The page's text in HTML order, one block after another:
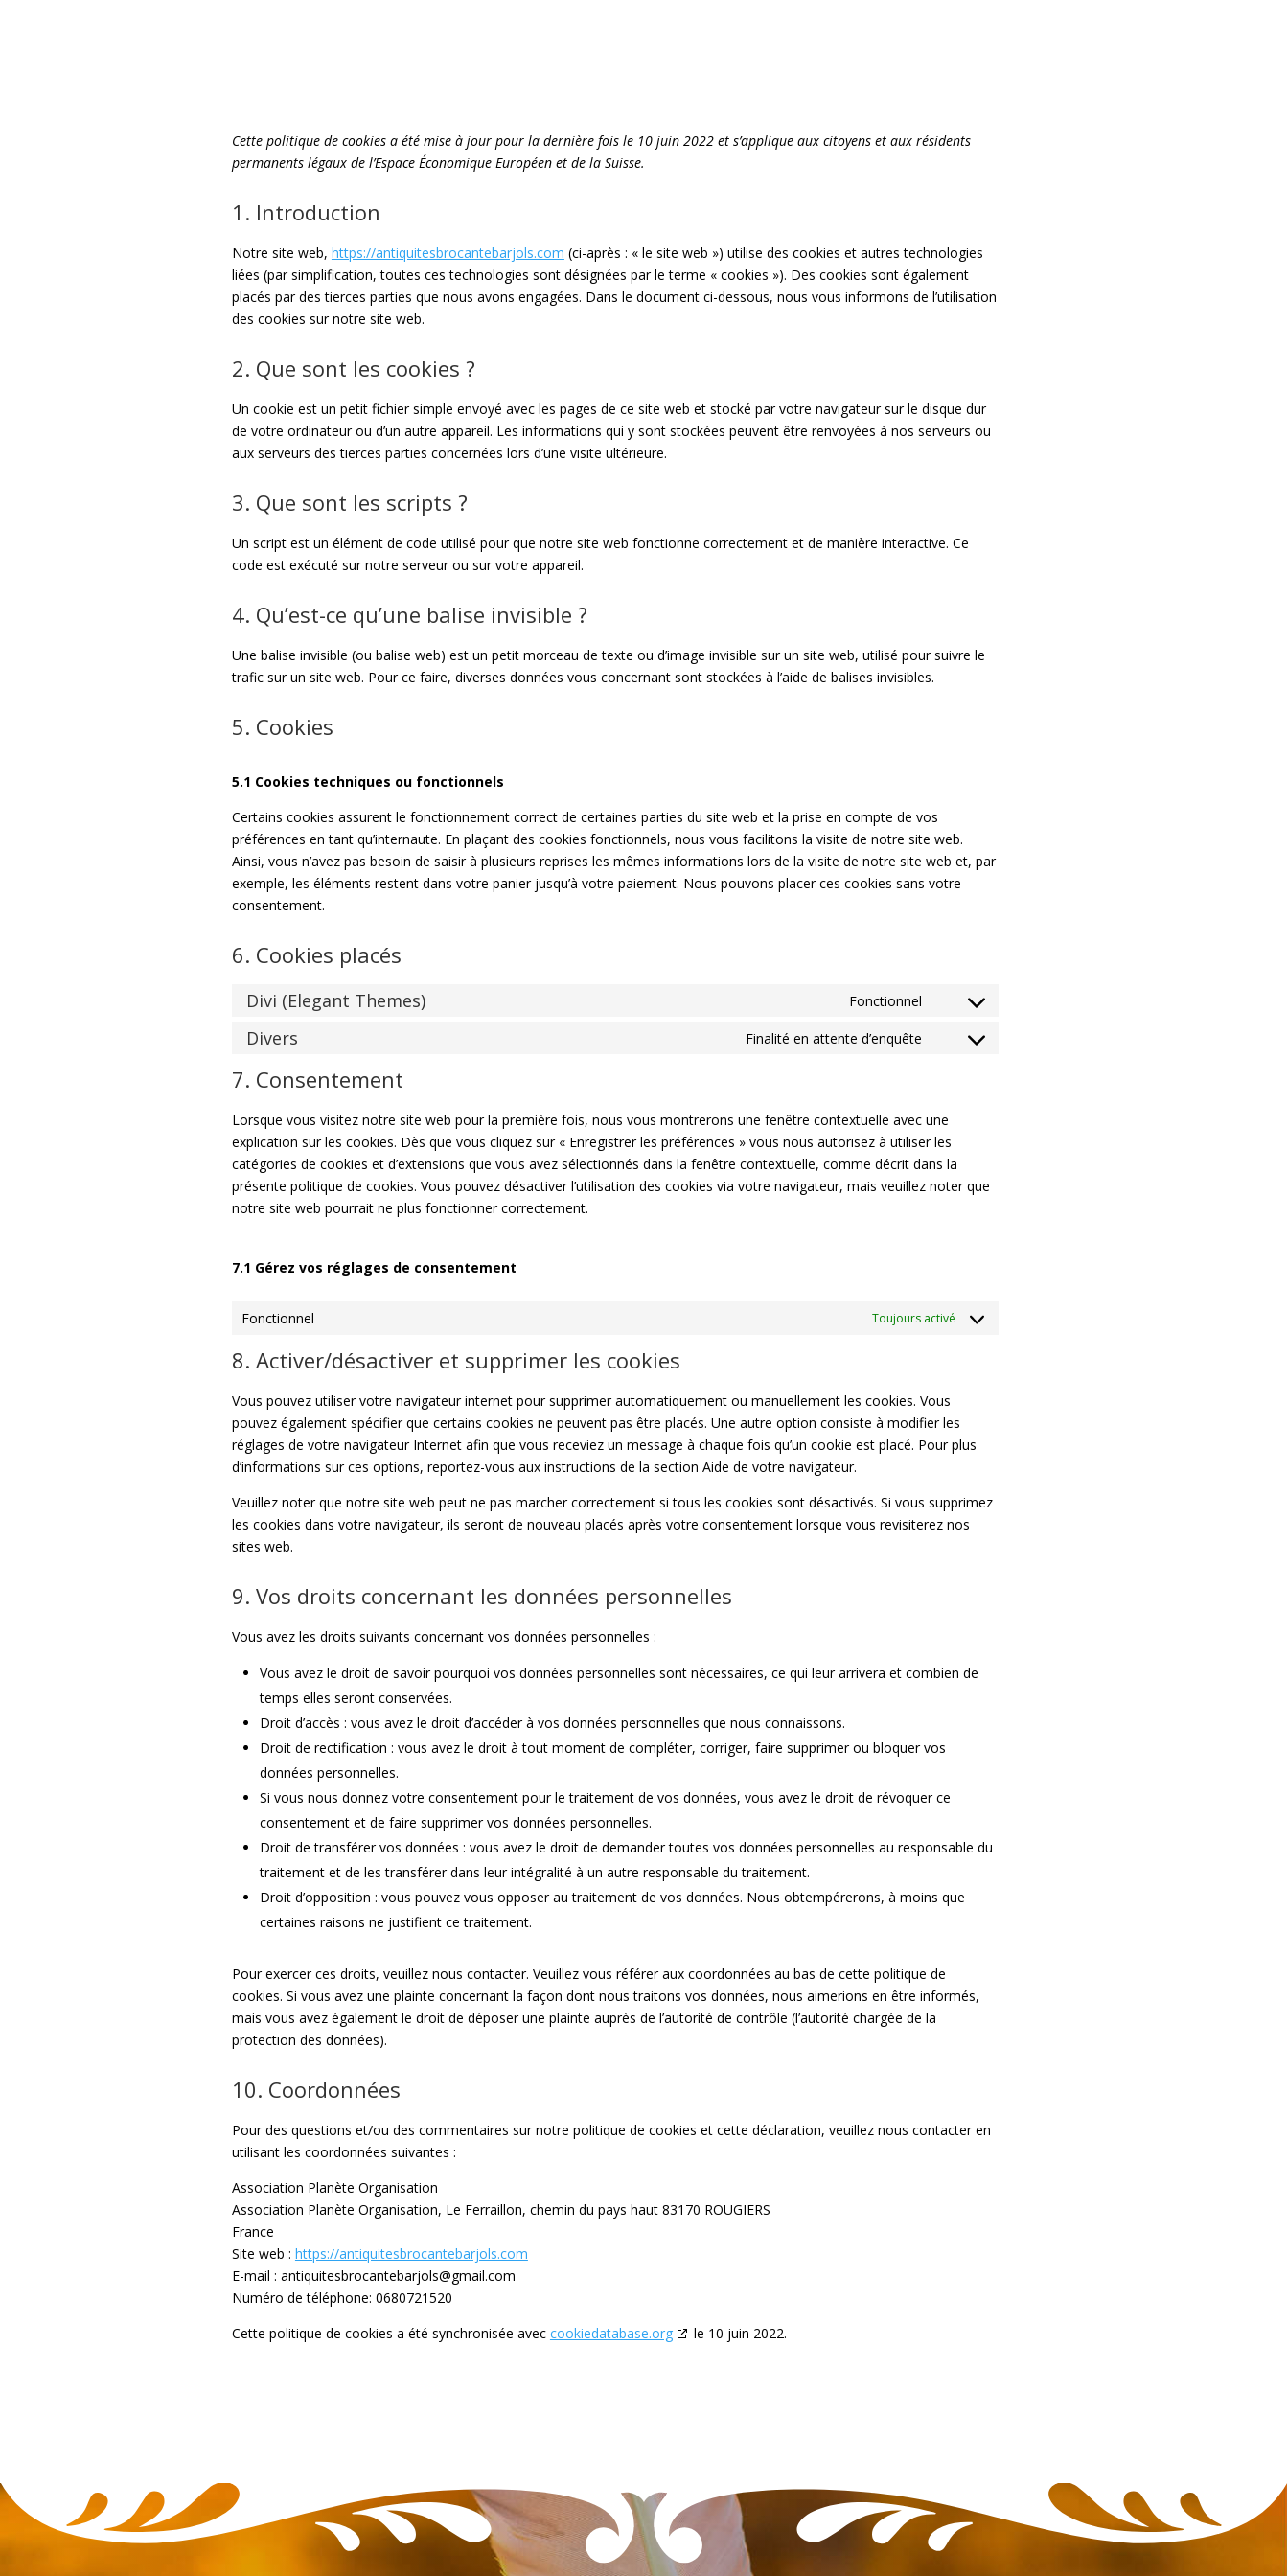
Cette politique de cookies a été mise à jour pour la dernière fois le 10 juin 2022 et s’applique aux citoyens et aux résidents
permanents légaux de l’Espace Économique Européen et de la Suisse.
1. Introduction
Notre site web, https://antiquitesbrocantebarjols.com (ci-après : « le site web ») utilise des cookies et autres technologies
liées (par simplification, toutes ces technologies sont désignées par le terme « cookies »). Des cookies sont également
placés par des tierces parties que nous avons engagées. Dans le document ci-dessous, nous vous informons de l’utilisation
des cookies sur notre site web.
2. Que sont les cookies ?
Un cookie est un petit fichier simple envoyé avec les pages de ce site web et stocké par votre navigateur sur le disque dur
de votre ordinateur ou d’un autre appareil. Les informations qui y sont stockées peuvent être renvoyées à nos serveurs ou
aux serveurs des tierces parties concernées lors d’une visite ultérieure.
3. Que sont les scripts ?
Un script est un élément de code utilisé pour que notre site web fonctionne correctement et de manière interactive. Ce
code est exécuté sur notre serveur ou sur votre appareil.
4. Qu’est-ce qu’une balise invisible ?
Une balise invisible (ou balise web) est un petit morceau de texte ou d’image invisible sur un site web, utilisé pour suivre le
trafic sur un site web. Pour ce faire, diverses données vous concernant sont stockées à l’aide de balises invisibles.
5. Cookies
5.1 Cookies techniques ou fonctionnels
Certains cookies assurent le fonctionnement correct de certaines parties du site web et la prise en compte de vos
préférences en tant qu’internaute. En plaçant des cookies fonctionnels, nous vous facilitons la visite de notre site web.
Ainsi, vous n’avez pas besoin de saisir à plusieurs reprises les mêmes informations lors de la visite de notre site web et, par
exemple, les éléments restent dans votre panier jusqu’à votre paiement. Nous pouvons placer ces cookies sans votre
consentement.
6. Cookies placés
Divi (Elegant Themes) Fonctionnel
Consent
themes)
Divers Finalité en attente d’enquête
Consent
divers
7. Consentement
Lorsque vous visitez notre site web pour la première fois, nous vous montrerons une fenêtre contextuelle avec une
explication sur les cookies. Dès que vous cliquez sur « Enregistrer les préférences » vous nous autorisez à utiliser les
catégories de cookies et d’extensions que vous avez sélectionnés dans la fenêtre contextuelle, comme décrit dans la
présente politique de cookies. Vous pouvez désactiver l’utilisation des cookies via votre navigateur, mais veuillez noter que
notre site web pourrait ne plus fonctionner correctement.
7.1 Gérez vos réglages de consentement
Fonctionnel Toujours activé
8. Activer/désactiver et supprimer les cookies
Vous pouvez utiliser votre navigateur internet pour supprimer automatiquement ou manuellement les cookies. Vous
pouvez également spécifier que certains cookies ne peuvent pas être placés. Une autre option consiste à modifier les
réglages de votre navigateur Internet afin que vous receviez un message à chaque fois qu’un cookie est placé. Pour plus
d’informations sur ces options, reportez-vous aux instructions de la section Aide de votre navigateur.
Veuillez noter que notre site web peut ne pas marcher correctement si tous les cookies sont désactivés. Si vous supprimez
les cookies dans votre navigateur, ils seront de nouveau placés après votre consentement lorsque vous revisiterez nos
sites web.
9. Vos droits concernant les données personnelles
Vous avez les droits suivants concernant vos données personnelles :
Vous avez le droit de savoir pourquoi vos données personnelles sont nécessaires, ce qui leur arrivera et combien de
temps elles seront conservées.
Droit d’accès : vous avez le droit d’accéder à vos données personnelles que nous connaissons.
Droit de rectification : vous avez le droit à tout moment de compléter, corriger, faire supprimer ou bloquer vos
données personnelles.
Si vous nous donnez votre consentement pour le traitement de vos données, vous avez le droit de révoquer ce
consentement et de faire supprimer vos données personnelles.
Droit de transférer vos données : vous avez le droit de demander toutes vos données personnelles au responsable du
traitement et de les transférer dans leur intégralité à un autre responsable du traitement.
Droit d’opposition : vous pouvez vous opposer au traitement de vos données. Nous obtempérerons, à moins que
certaines raisons ne justifient ce traitement.
Pour exercer ces droits, veuillez nous contacter. Veuillez vous référer aux coordonnées au bas de cette politique de
cookies. Si vous avez une plainte concernant la façon dont nous traitons vos données, nous aimerions en être informés,
mais vous avez également le droit de déposer une plainte auprès de l’autorité de contrôle (l’autorité chargée de la
protection des données).
10. Coordonnées
Pour des questions et/ou des commentaires sur notre politique de cookies et cette déclaration, veuillez nous contacter en
utilisant les coordonnées suivantes :
Association Planète Organisation
Association Planète Organisation, Le Ferraillon, chemin du pays haut 83170 ROUGIERS
France
Site web : https://antiquitesbrocantebarjols.com
E-mail : moc.liamg@slojrabetnacorbsetiuqitna
Numéro de téléphone: 0680721520
Cette politique de cookies a été synchronisée avec cookiedatabase.org le 10 juin 2022.